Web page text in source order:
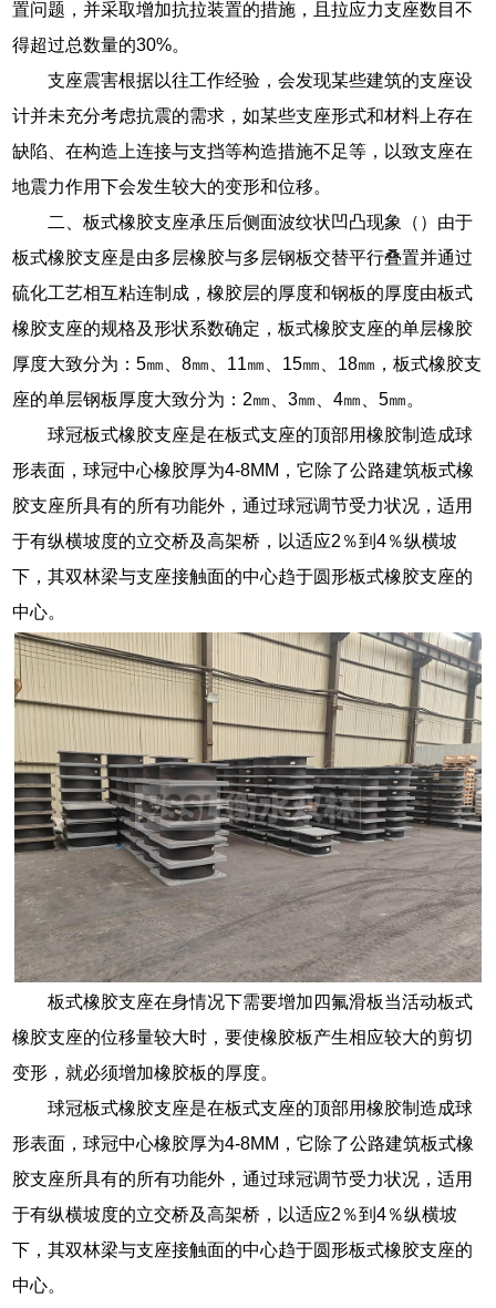
置问题，并采取增加抗拉装置的措施，且拉应力支座数目不
得超过总数量的30%。
支座震害根据以往工作经验，会发现某些建筑的支座设
计并未充分考虑抗震的需求，如某些支座形式和材料上存在
缺陷、在构造上连接与支挡等构造措施不足等，以致支座在
地震力作用下会发生较大的变形和位移。
二、板式橡胶支座承压后侧面波纹状凹凸现象（）由于
板式橡胶支座是由多层橡胶与多层钢板交替平行叠置并通过
硫化工艺相互粘连制成，橡胶层的厚度和钢板的厚度由板式
橡胶支座的规格及形状系数确定，板式橡胶支座的单层橡胶
厚度大致分为：5㎜、8㎜、11㎜、15㎜、18㎜，板式橡胶支
座的单层钢板厚度大致分为：2㎜、3㎜、4㎜、5㎜。
球冠板式橡胶支座是在板式支座的顶部用橡胶制造成球
形表面，球冠中心橡胶厚为4-8MM，它除了公路建筑板式橡
胶支座所具有的所有功能外，通过球冠调节受力状况，适用
于有纵横坡度的立交桥及高架桥，以适应2％到4％纵横坡
下，其双林梁与支座接触面的中心趋于圆形板式橡胶支座的
中心。
板式橡胶支座在身情况下需要增加四氟滑板当活动板式
橡胶支座的位移量较大时，要使橡胶板产生相应较大的剪切
变形，就必须增加橡胶板的厚度。
球冠板式橡胶支座是在板式支座的顶部用橡胶制造成球
形表面，球冠中心橡胶厚为4-8MM，它除了公路建筑板式橡
胶支座所具有的所有功能外，通过球冠调节受力状况，适用
于有纵横坡度的立交桥及高架桥，以适应2％到4％纵横坡
下，其双林梁与支座接触面的中心趋于圆形板式橡胶支座的
中心。